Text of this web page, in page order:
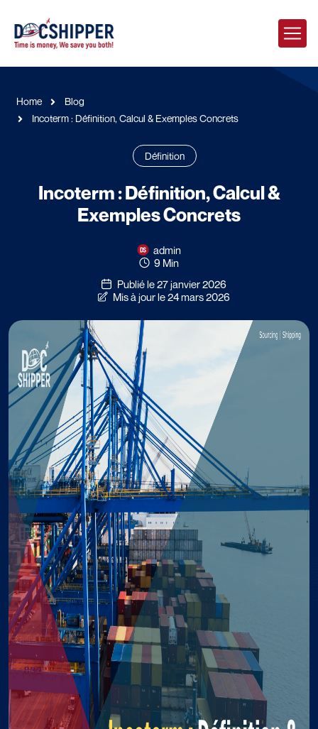
Home
Blog
Incoterm : Définition, Calcul & Exemples Concrets
Définition
Incoterm : Définition, Calcul &
Exemples Concrets
admin
9 Min
Publié le 27 janvier 2026
Mis à jour le 24 mars 2026